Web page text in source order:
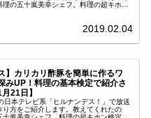
の五十嵐美幸シェフ。料理の超キホン
2019.02.04
】カリカリ酢豚を簡単に作るワ
みUP！料理の基本検定で紹介さ
21日】
日本テレビ系「ヒルナンデス！」で放送
り方をご紹介します。教えてくれたの